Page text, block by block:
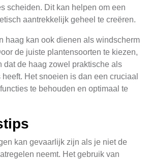
scheiden. Dit kan helpen om een
aantrekkelijk geheel te creëren.
haag kan ook dienen als windscherm
de juiste plantensoorten te kiezen,
dat de haag zowel praktische als
Het snoeien is dan een cruciaal
te behouden en optimaal te
kan gevaarlijk zijn als je niet de
neemt. Het gebruik van